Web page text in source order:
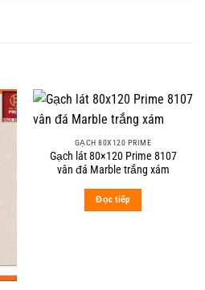
GẠCH 80X120 PRIME
Gạch lát 80×120 Prime 8107
vân đá Marble trắng xám
Đọc tiếp